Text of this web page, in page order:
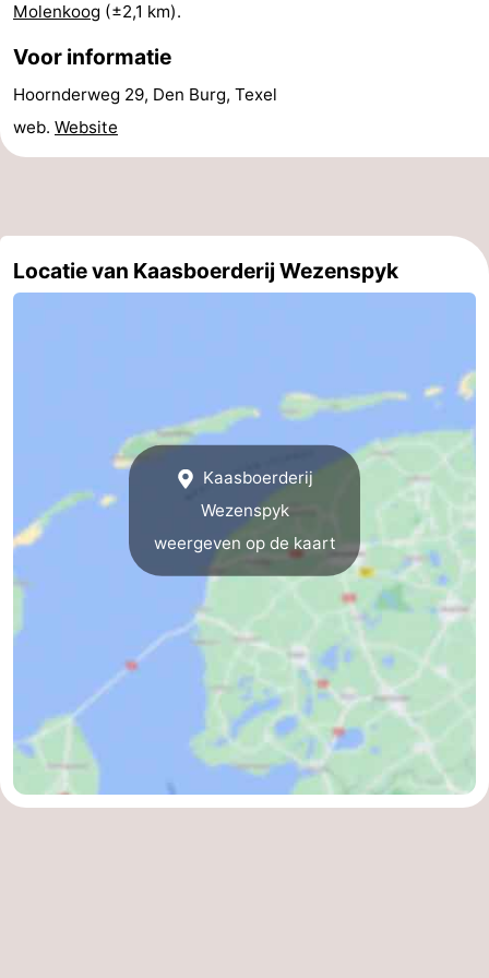
Musea
-
Molens
-
Speeltuinen
-
Minigolfbanen
Natuur
Zwembaden
Molenkoog (±2,1 km).
Voor informatie
Hoornderweg 29, Den Burg, Texel
web. Website
Locatie van Kaasboerderij Wezenspyk
Kaasboerderij
Wezenspyk
weergeven op de kaart